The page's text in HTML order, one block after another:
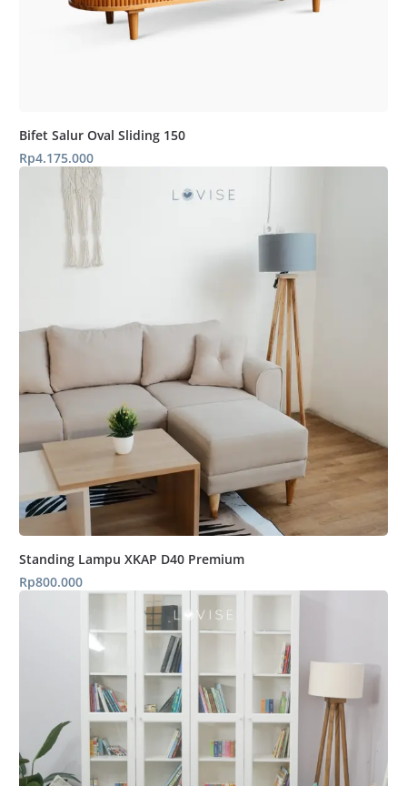
Bifet Salur Oval Sliding 150
Rp4.175.000
Standing Lampu XKAP D40 Premium
Rp800.000